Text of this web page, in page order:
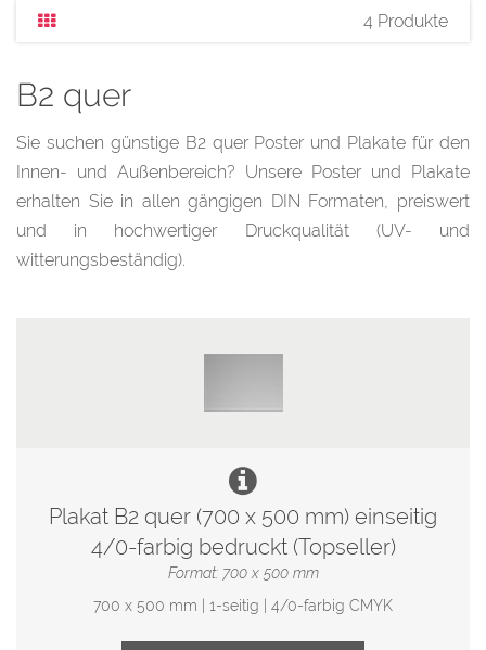
4 Produkte
B2 quer
Sie suchen günstige B2 quer Poster und Plakate für den
Innen- und Außenbereich? Unsere Poster und Plakate
erhalten Sie in allen gängigen DIN Formaten, preiswert
und in hochwertiger Druckqualität (UV- und
witterungsbeständig).
Plakat B2 quer (700 x 500 mm) einseitig
4/0-farbig bedruckt (Topseller)
Format: 700 x 500 mm
700 x 500 mm | 1-seitig | 4/0-farbig CMYK